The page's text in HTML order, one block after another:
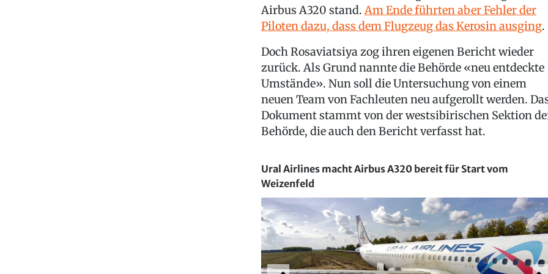
Airbus A320 stand.Am Ende führten aber Fehler der
Piloten dazu, dass dem Flugzeug das Kerosin ausging.
Doch Rosaviatsiya zog ihren eigenen Bericht wieder
zurück. Als Grund nannte die Behörde «neu entdeckte
Umstände». Nun soll die Untersuchung von einem
neuen Team von Fachleuten neu aufgerollt werden.
Dokument stammt von der westsibirischen Sektion
Behörde, die auch den Bericht verfasst hat.
Ural Airlines macht Airbus A320 bereit für Start vom
Weizenfeld